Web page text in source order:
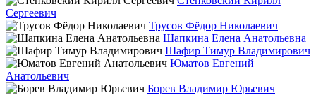
Сергеевич
Трусов Фёдор Николаевич
Шапкина Елена Анатольевна
Шафир Тимур Владимирович
Юматов Евгений
Анатольевич
Борев Владимир Юрьевич